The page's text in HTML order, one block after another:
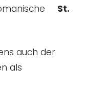
St.
auch der
als